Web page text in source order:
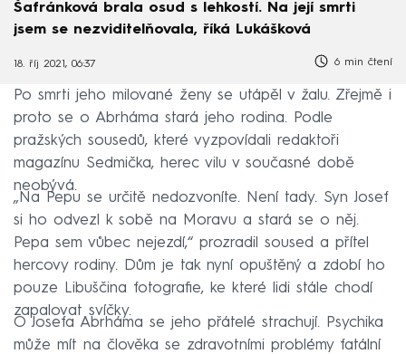
Šafránková brala osud s lehkostí. Na její smrti
jsem se nezviditelňovala, říká Lukášková
18. říj 2021, 06:37 6 min čtení
Po smrti jeho milované ženy se utápěl v žalu. Zřejmě i
proto se o Abrháma stará jeho rodina. Podle
pražských sousedů, které vyzpovídali redaktoři
magazínu Sedmička, herec vilu v současné době
neobývá.
„Na Pepu se určitě nedozvoníte. Není tady. Syn Josef
si ho odvezl k sobě na Moravu a stará se o něj.
Pepa sem vůbec nejezdí,“ prozradil soused a přítel
hercovy rodiny. Dům je tak nyní opuštěný a zdobí ho
pouze Libuščina fotografie, ke které lidi stále chodí
zapalovat svíčky.
O Josefa Abrháma se jeho přátelé strachují. Psychika
může mít na člověka se zdravotními problémy fatální